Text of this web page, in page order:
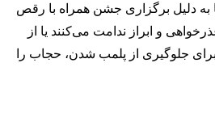
به دلیل برگزاری جشن همراه با رقص
و ابراز ندامت می‌کنند یا از
جلوگیری از پلمب شدن، حجاب را